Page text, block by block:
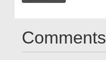
Comments